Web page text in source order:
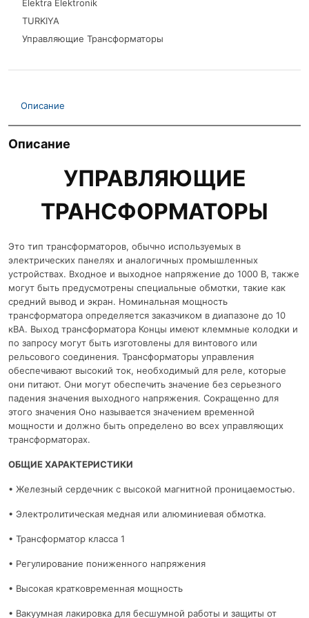
Elektra Elektronik
TURKIYA
Управляющие Трансформаторы
Описание
Описание
УПРАВЛЯЮЩИЕ
ТРАНСФОРМАТОРЫ
Это тип трансформаторов, обычно используемых в
электрических панелях и аналогичных промышленных
устройствах. Входное и выходное напряжение до 1000 В, также
могут быть предусмотрены специальные обмотки, такие как
средний вывод и экран. Номинальная мощность
трансформатора определяется заказчиком в диапазоне до 10
кВА. Выход трансформатора Концы имеют клеммные колодки и
по запросу могут быть изготовлены для винтового или
рельсового соединения. Трансформаторы управления
обеспечивают высокий ток, необходимый для реле, которые
они питают. Они могут обеспечить значение без серьезного
падения значения выходного напряжения. Сокращенно для
этого значения Оно называется значением временной
мощности и должно быть определено во всех управляющих
трансформаторах.
ОБЩИЕ ХАРАКТЕРИСТИКИ
• Железный сердечник с высокой магнитной проницаемостью.
• Электролитическая медная или алюминиевая обмотка.
• Трансформатор класса 1
• Регулирование пониженного напряжения
• Высокая кратковременная мощность
• Вакуумная лакировка для бесшумной работы и защиты от